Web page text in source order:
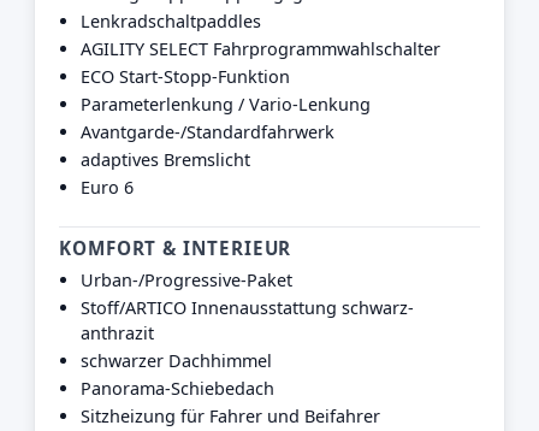
Lenkradschaltpaddles
AGILITY SELECT Fahrprogrammwahlschalter
ECO Start-Stopp-Funktion
Parameterlenkung / Vario-Lenkung
Avantgarde-/Standardfahrwerk
adaptives Bremslicht
Euro 6
KOMFORT & INTERIEUR
Urban-/Progressive-Paket
Stoff/ARTICO Innenausstattung schwarz-
anthrazit
schwarzer Dachhimmel
Panorama-Schiebedach
Sitzheizung für Fahrer und Beifahrer